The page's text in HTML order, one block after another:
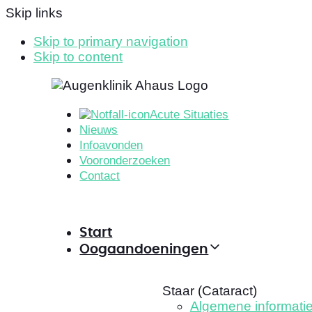
Skip links
Skip to primary navigation
Skip to content
Acute Situaties
Nieuws
Infoavonden
Vooronderzoeken
Contact
Start
Oogaandoeningen
Staar (Cataract)
Algemene